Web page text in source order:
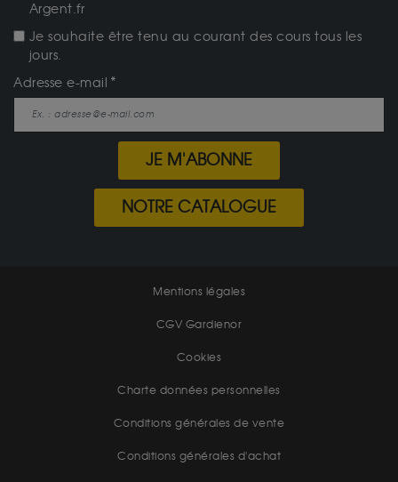
Argent.fr
Je souhaite être tenu au courant des cours tous les
jours.
Adresse e-mail
JE M'ABONNE
NOTRE CATALOGUE
Mentions légales
CGV Gardienor
Cookies
Charte données personnelles
Conditions générales de vente
Conditions générales d'achat